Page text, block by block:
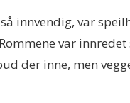
innvendig, var
var
der inne, men